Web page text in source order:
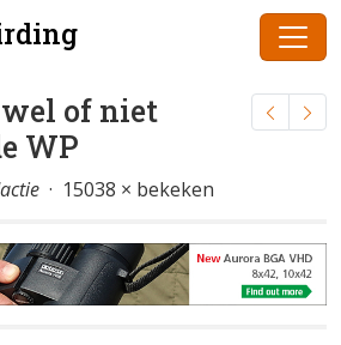
wel of niet
WP
· 15038 × bekeken